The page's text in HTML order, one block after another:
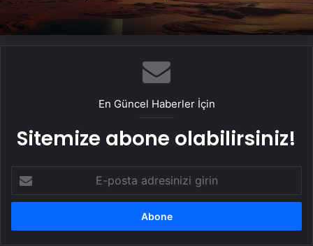
En Güncel Haberler İçin
Sitemize abone olabilirsiniz!
posta
adresinizi